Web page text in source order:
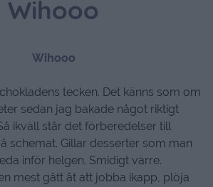
Wihooo
Wihooo
tecken. Det känns som om
sedan jag bakade något riktigt
ikväll står det förberedelser till
schemat. Gillar desserter som man
inför helgen. Smidigt värre.
mest gått åt att jobba ikapp, plöja